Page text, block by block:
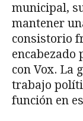
municipal,
mantener
consistorio
encabezado
con Vox. La
trabajo
función en